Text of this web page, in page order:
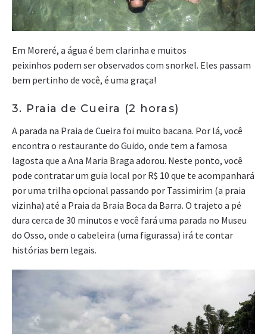
Em Moreré, a água é bem clarinha e muitos
peixinhos podem ser observados com snorkel. Eles passam
bem pertinho de você, é uma graça!
3. Praia de Cueira (2 horas)
A parada na Praia de Cueira foi muito bacana. Por lá, você
encontra o restaurante do Guido, onde tem a famosa
lagosta que a Ana Maria Braga adorou. Neste ponto, você
pode contratar um guia local por R$ 10 que te acompanhará
por uma trilha opcional passando por Tassimirim (a praia
vizinha) até a Praia da Braia Boca da Barra. O trajeto a pé
dura cerca de 30 minutos e você fará uma parada no Museu
do Osso, onde o cabeleira (uma figurassa) irá te contar
histórias bem legais.